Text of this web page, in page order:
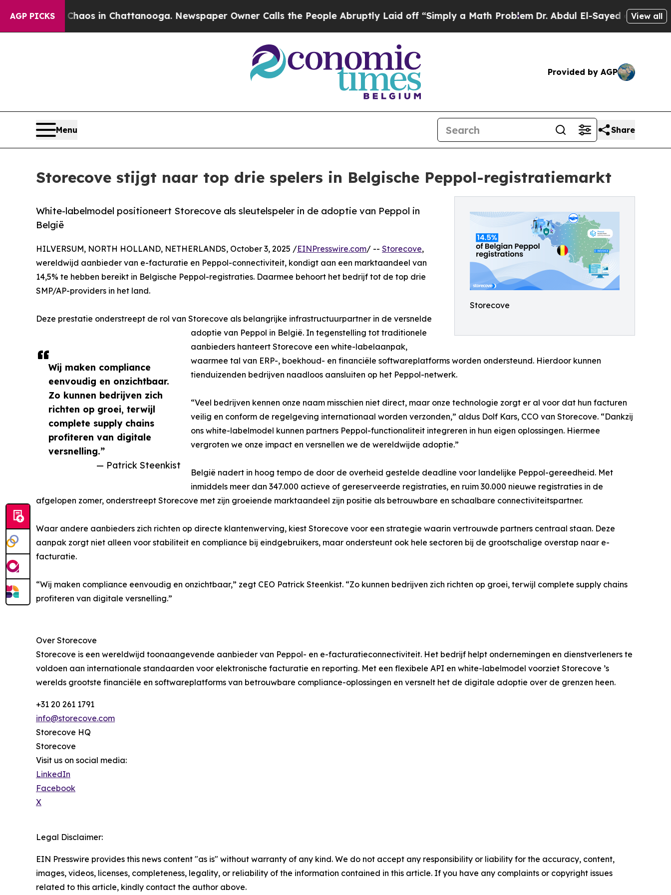
AGP PICKSChaos in Chattanooga. Newspaper Owner Calls the People Abruptly Laid off “Simply a Math Problem Dr. Abdul El-Sayed on HistoricView all
Provided by AGP
Menu Share
Storecove stijgt naar top drie spelers in Belgische Peppol-registratiemarkt
Storecove
White-labelmodel positioneert Storecove als sleutelspeler in de adoptie van Peppol in
België
Wij maken compliance
eenvoudig en onzichtbaar.
Zo kunnen bedrijven zich
richten op groei, terwijl
complete supply chains
profiteren van digitale
versnelling.”
— Patrick Steenkist
HILVERSUM, NORTH HOLLAND, NETHERLANDS, October 3, 2025 /EINPresswire.com/ -- Storecove,
wereldwijd aanbieder van e-facturatie en Peppol-connectiviteit, kondigt aan een marktaandeel van
14,5% te hebben bereikt in Belgische Peppol-registraties. Daarmee behoort het bedrijf tot de top drie
SMP/AP-providers in het land.
Deze prestatie onderstreept de rol van Storecove als belangrijke infrastructuurpartner in de versnelde
adoptie van Peppol in België. In tegenstelling tot traditionele
aanbieders hanteert Storecove een white-labelaanpak,
waarmee tal van ERP-, boekhoud- en financiële softwareplatforms worden ondersteund. Hierdoor kunnen
tienduizenden bedrijven naadloos aansluiten op het Peppol-netwerk.
“Veel bedrijven kennen onze naam misschien niet direct, maar onze technologie zorgt er al voor dat hun facturen
veilig en conform de regelgeving internationaal worden verzonden,” aldus Dolf Kars, CCO van Storecove. “Dankzij
ons white-labelmodel kunnen partners Peppol-functionaliteit integreren in hun eigen oplossingen. Hiermee
vergroten we onze impact en versnellen we de wereldwijde adoptie.”
België nadert in hoog tempo de door de overheid gestelde deadline voor landelijke Peppol-gereedheid. Met
inmiddels meer dan 347.000 actieve of gereserveerde registraties, en ruim 30.000 nieuwe registraties in de
afgelopen zomer, onderstreept Storecove met zijn groeiende marktaandeel zijn positie als betrouwbare en schaalbare connectiviteitspartner.
Waar andere aanbieders zich richten op directe klantenwerving, kiest Storecove voor een strategie waarin vertrouwde partners centraal staan. Deze
aanpak zorgt niet alleen voor stabiliteit en compliance bij eindgebruikers, maar ondersteunt ook hele sectoren bij de grootschalige overstap naar e-
facturatie.
“Wij maken compliance eenvoudig en onzichtbaar,” zegt CEO Patrick Steenkist. “Zo kunnen bedrijven zich richten op groei, terwijl complete supply chains
profiteren van digitale versnelling.”
Over Storecove
Storecove is een wereldwijd toonaangevende aanbieder van Peppol- en e-facturatieconnectiviteit. Het bedrijf helpt ondernemingen en dienstverleners te
voldoen aan internationale standaarden voor elektronische facturatie en reporting. Met een flexibele API en white-labelmodel voorziet Storecove ’s
werelds grootste financiële en softwareplatforms van betrouwbare compliance-oplossingen en versnelt het de digitale adoptie over de grenzen heen.
+31 20 261 1791
info@storecove.com
Storecove HQ
Storecove
Visit us on social media:
LinkedIn
Facebook
X
Legal Disclaimer:
EIN Presswire provides this news content "as is" without warranty of any kind. We do not accept any responsibility or liability for the accuracy, content,
images, videos, licenses, completeness, legality, or reliability of the information contained in this article. If you have any complaints or copyright issues
related to this article, kindly contact the author above.